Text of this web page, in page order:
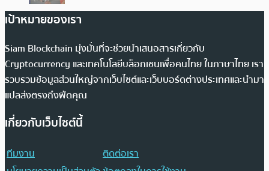
เป้าหมายของเรา
Siam Blockchain มุ่งมั่นที่จะช่วยนำเสนอสารเกี่ยวกับ
Cryptocurrency และเทคโนโลยีบล็อกเชนเพื่อคนไทย ในภาษาไทย เรา
รวบรวมข้อมูลส่วนใหญ่จากเว็บไซต์และเว็บบอร์ดต่างประเทศและนำมา
แปลส่งตรงถึงฟีดคุณ
เกี่ยวกับเว็บไซต์นี้
ทีมงาน
ติดต่อเรา